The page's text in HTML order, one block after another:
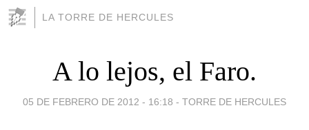
LA TORRE DE HERCULES
A lo lejos, el Faro.
05 DE FEBRERO DE 2012 - 16:18 - TORRE DE HERCULES